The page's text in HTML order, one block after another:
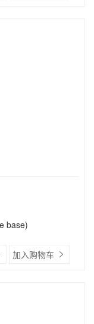
base)
加入购物车